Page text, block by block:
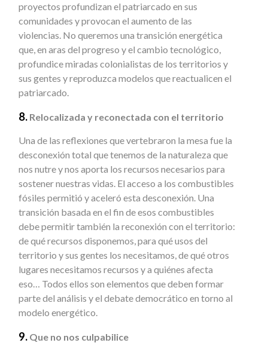
proyectos profundizan el patriarcado en sus
comunidades y provocan el aumento de las
violencias. No queremos una transición energética
que, en aras del progreso y el cambio tecnológico,
profundice miradas colonialistas de los territorios y
sus gentes y reproduzca modelos que reactualicen el
patriarcado.
8. Relocalizada y reconectada con el territorio
Una de las reflexiones que vertebraron la mesa fue la
desconexión total que tenemos de la naturaleza que
nos nutre y nos aporta los recursos necesarios para
sostener nuestras vidas. El acceso a los combustibles
fósiles permitió y aceleró esta desconexión. Una
transición basada en el fin de esos combustibles
debe permitir también la reconexión con el territorio:
de qué recursos disponemos, para qué usos del
territorio y sus gentes los necesitamos, de qué otros
lugares necesitamos recursos y a quiénes afecta
eso… Todos ellos son elementos que deben formar
parte del análisis y el debate democrático en torno al
modelo energético.
9. Que no nos culpabilice